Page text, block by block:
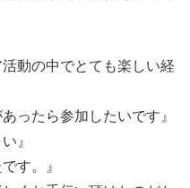
動の中でとても楽しい経
ったら参加したいです』
』
す。』